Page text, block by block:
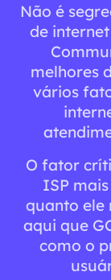
Não é
de
melhores
vários
O fator
ISP
quanto ele
aqui que
como o